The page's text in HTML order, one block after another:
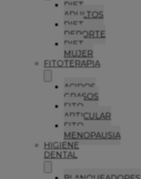
DIET
ADULTOS
DIET
DEPORTE
DIET
MUJER
FITOTERAPIA
ACIDOS
GRASOS
FITO
ARTICULAR
FITO
MENOPAUSIA
HIGIENE
DENTAL